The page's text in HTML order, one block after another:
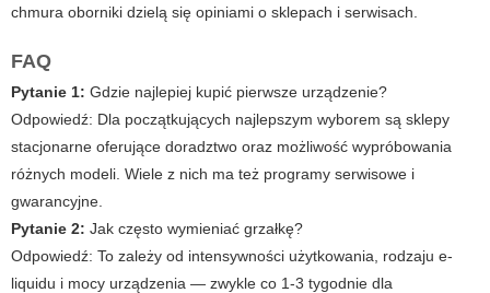
chmura oborniki dzielą się opiniami o sklepach i serwisach.
FAQ
Pytanie 1: Gdzie najlepiej kupić pierwsze urządzenie?
Odpowiedź: Dla początkujących najlepszym wyborem są sklepy
stacjonarne oferujące doradztwo oraz możliwość wypróbowania
różnych modeli. Wiele z nich ma też programy serwisowe i
gwarancyjne.
Pytanie 2: Jak często wymieniać grzałkę?
Odpowiedź: To zależy od intensywności użytkowania, rodzaju e-
liquidu i mocy urządzenia — zwykle co 1-3 tygodnie dla